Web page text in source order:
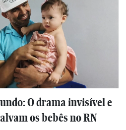
O drama invisível e
os bebês no RN